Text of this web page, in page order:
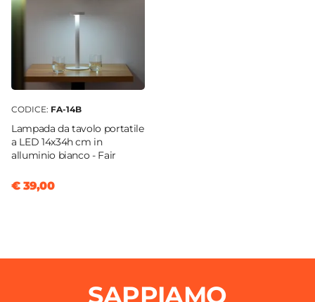
CODICE: FA-14B
Lampada da tavolo portatile
a LED 14x34h cm in
alluminio bianco - Fair
€ 39,00
SAPPIAMO